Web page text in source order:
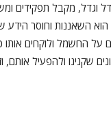
מקבל תפקידים
השאננות וחוסר
על החשמל ולוקחים
שקנינו ולהפעיל אותם,